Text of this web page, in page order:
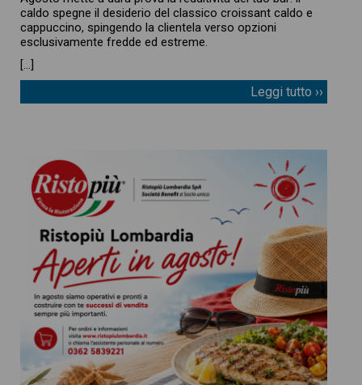
caldo spegne il desiderio del classico croissant caldo e
cappuccino, spingendo la clientela verso opzioni
esclusivamente fredde ed estreme.
[…]
Leggi tutto ››